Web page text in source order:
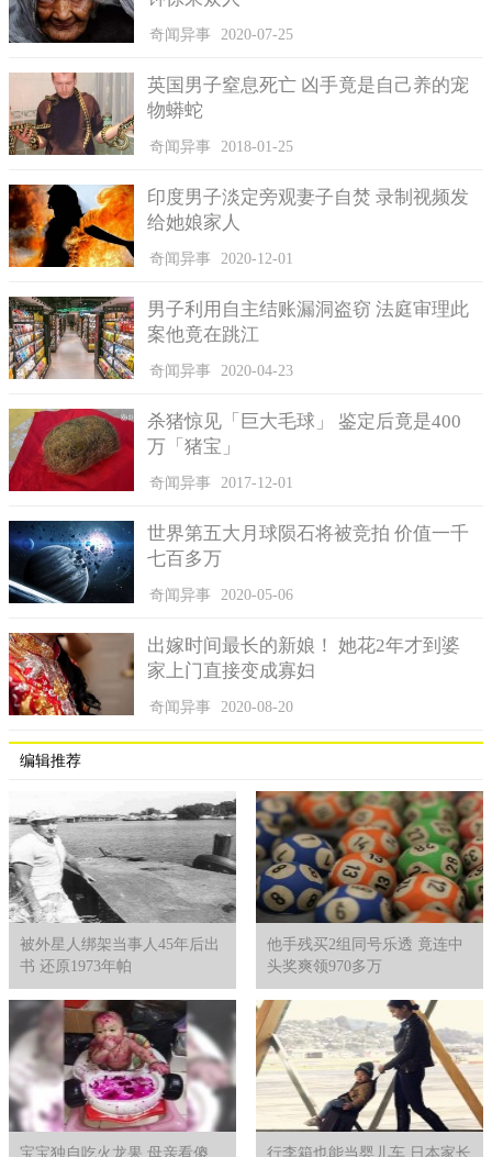
奇闻异事 2020-07-25
英国男子窒息死亡 凶手竟是自己养的宠
物蟒蛇
奇闻异事 2018-01-25
印度男子淡定旁观妻子自焚 录制视频发
给她娘家人
奇闻异事 2020-12-01
男子利用自主结账漏洞盗窃 法庭审理此
案他竟在跳江
奇闻异事 2020-04-23
杀猪惊见「巨大毛球」 鉴定后竟是400
万「猪宝」
奇闻异事 2017-12-01
世界第五大月球陨石将被竞拍 价值一千
七百多万
奇闻异事 2020-05-06
出嫁时间最长的新娘！ 她花2年才到婆
家上门直接变成寡妇
奇闻异事 2020-08-20
编辑推荐
被外星人绑架当事人45年后出
书 还原1973年帕
他手残买2组同号乐透 竟连中
头奖爽领970多万
宝宝独自吃火龙果 母亲看傻 行李箱也能当婴儿车 日本家长